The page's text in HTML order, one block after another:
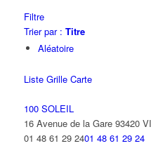
Filtre
Trier par : Titre
Aléatoire
Liste Grille Carte
100 SOLEIL
16 Avenue de la Gare 93420
01 48 61 29 2401 48 61 29 24